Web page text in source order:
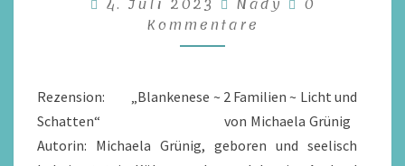
UND
SCHATTEN
MICHAELA
GRÜNIG
/
Kommentare
Rezension: „Blankenese ~ 2 Familien ~ Licht und
Schatten“ von Michaela Grünig
Autorin: Michaela Grünig, geboren und seelisch